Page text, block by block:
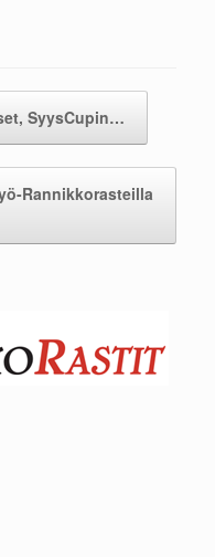
SyysCupin…
Rannikkorasteilla